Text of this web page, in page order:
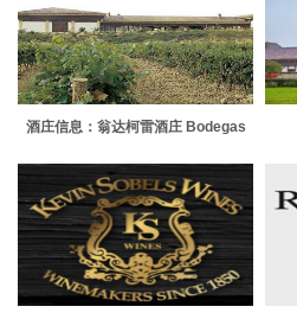
酒庄信息：翁达柯雷酒庄 Bodegas